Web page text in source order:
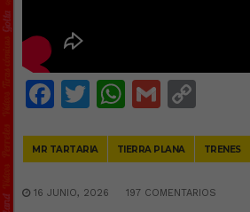
Facebook
Twitter
WhatsApp
Gmail
MR TARTARIA TIERRA PLANA TRENES
16 JUNIO, 2026 197 COMENTARIOS